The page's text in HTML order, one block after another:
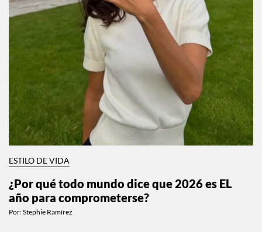
ESTILO DE VIDA
¿Por qué todo mundo dice que 2026 es EL
año para comprometerse?
Por:Stephie Ramírez